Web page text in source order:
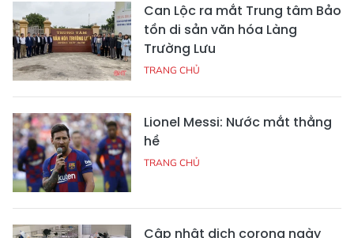
Can Lộc ra mắt Trung tâm Bảo
tồn di sản văn hóa Làng
Trường Lưu
TRANG CHỦ
Lionel Messi: Nước mắt thằng
hề
TRANG CHỦ
Cập nhật dịch corona ngày